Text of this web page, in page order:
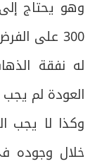
300 على
له نفقة
العودة لم يجب
وكذا لا يجب
خلال وجوده
46
الحرام)
47 فرعٌ: في
ص
48 فرعٌ في
49
المبحث
واجبان